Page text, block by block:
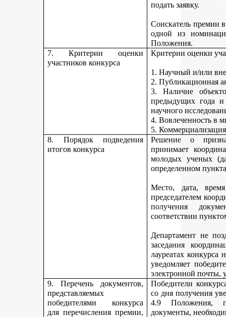
подать заявку.
Соискатель премии
одной из
Положения.
7. Критерии оценки
участников конкурса
Критерии оценки
1. Научный и/или
2. Публикационная
3. Наличие
предыдущих года
научного
4. Вовлеченность в
5.
8. Порядок подведения
итогов конкурса
Решение о
принимает
молодых ученых
определенном
Место, дата, время
председателем
получения
соответствии
Департамент не
заседания
лауреатах
уведомляет
электронной почты,
9. Перечень документов,
представляемых
победителями конкурса
для перечисления премии,
Победители
со дня получения
4.9 Положения,
документы,